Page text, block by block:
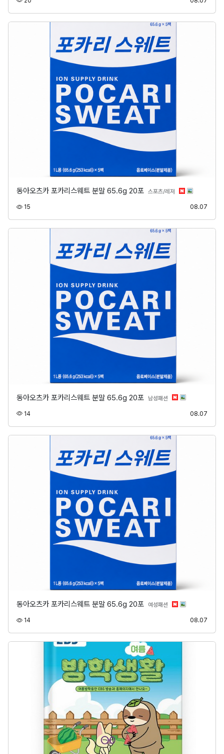
동아오츠카 포카리스웨트 분말 65.6g 20포 스포츠/레저 분류
15 08.07
동아오츠카 포카리스웨트 분말 65.6g 20포 남성패션 분류
14조회 08.07
동아오츠카 포카리스웨트 분말 65.6g 20포 여성패션 분류
14조회 08.07